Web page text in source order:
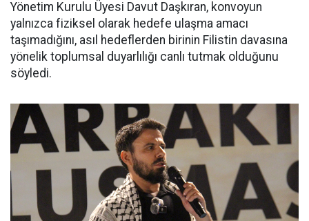
Yönetim Kurulu Üyesi Davut Daşkıran, konvoyun
yalnızca fiziksel olarak hedefe ulaşma amacı
taşımadığını, asıl hedeflerden birinin Filistin davasına
yönelik toplumsal duyarlılığı canlı tutmak olduğunu
söyledi.